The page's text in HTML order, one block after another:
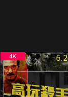
6.2